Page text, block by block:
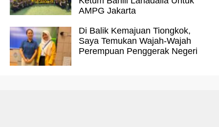
AMPG Jakarta
Di Balik Kemajuan Tiongkok,
Saya Temukan Wajah-Wajah
Perempuan Penggerak Negeri